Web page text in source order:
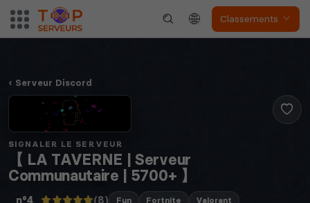
Classements
Soulmask
Space Engineers
Serveur Discord
SIGNALER LE SERVEUR
【 LA TAVERNE | Serveur
Communautaire | 5700+ 】
n°4 (8) Fun Fortnite Valorant